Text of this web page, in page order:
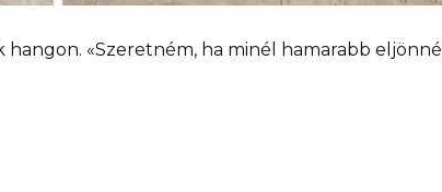
«Szeretném, ha minél hamarabb eljönnél